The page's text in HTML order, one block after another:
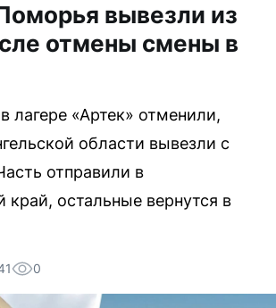
вывезли из
отмены смены в
лагере «Артек» отменили,
области вывезли с
отправили в
край, остальные вернутся в
0